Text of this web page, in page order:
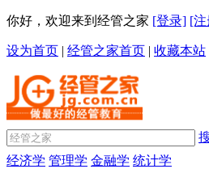
你好，欢迎来到经管之家 [登录] [
设为首页 | 经管之家首页 | 收藏本站
经济学 管理学 金融学 统计学